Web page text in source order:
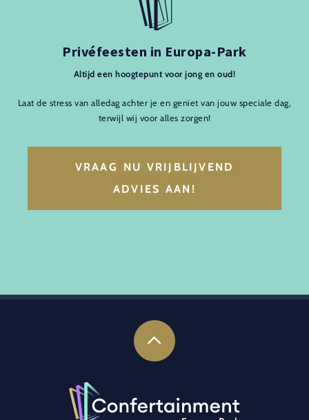
Privéfeesten in Europa-Park
Altijd een hoogtepunt voor jong en oud!
Laat de stress van alledag achter je en geniet van jouw speciale dag,
terwijl wij voor alles zorgen!
VRAAG NU VRIJBLIJVEND
ADVIES AAN!